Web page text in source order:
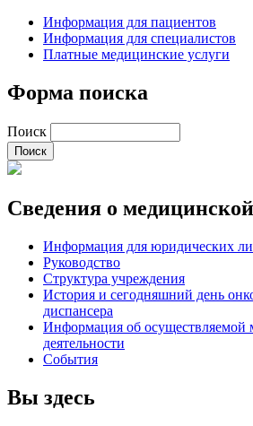
Информация для пациентов
Информация для специалистов
Платные медицинские услуги
Форма поиска
Поиск
Сведения о
Информация для юридических
Руководство
Структура учреждения
История и сегодняшний день
диспансера
Информация об осуществляемой
деятельности
События
Вы здесь